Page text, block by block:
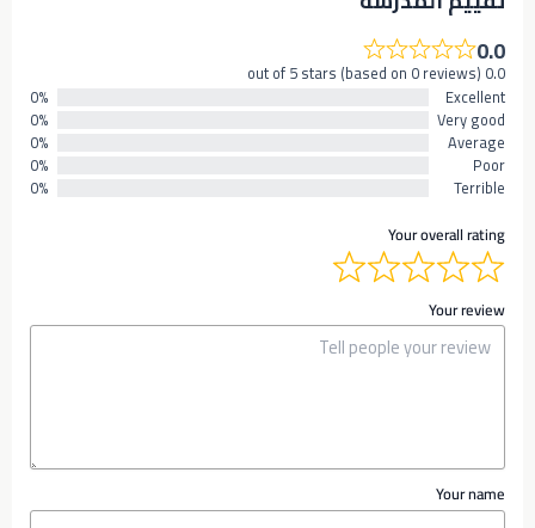
0.0
0.0 out of 5 stars (based on 0 reviews)
Excellent
0%
Very good
0%
Average
0%
Poor
0%
Terrible
0%
Your overall rating
Your review
Your name